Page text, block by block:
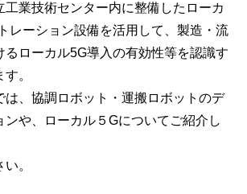
工業技術センター内に整備したローカ
レーション設備を活用して、製造・流
るローカル5G導入の有効性等を認識す
。
は、協調ロボット・運搬ロボットのデ
ンや、ローカル５Gについてご紹介し
。